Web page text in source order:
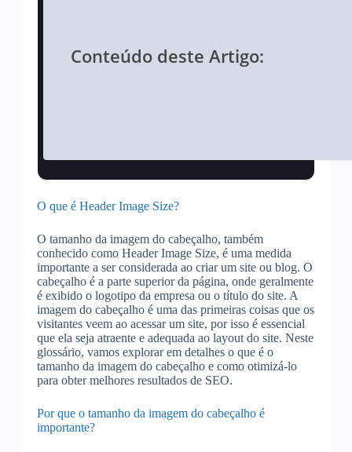
Conteúdo deste Artigo:
O que é Header Image Size?
O tamanho da imagem do cabeçalho, também
conhecido como Header Image Size, é uma medida
importante a ser considerada ao criar um site ou blog. O
cabeçalho é a parte superior da página, onde geralmente
é exibido o logotipo da empresa ou o título do site. A
imagem do cabeçalho é uma das primeiras coisas que os
visitantes veem ao acessar um site, por isso é essencial
que ela seja atraente e adequada ao layout do site. Neste
glossário, vamos explorar em detalhes o que é o
tamanho da imagem do cabeçalho e como otimizá-lo
para obter melhores resultados de SEO.
Por que o tamanho da imagem do cabeçalho é
importante?